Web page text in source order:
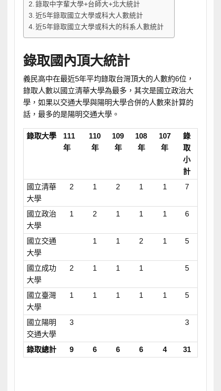
錄取中字輩大學+台師大+北大統計
近5年錄取國立大學或科大人數統計
近5年錄取國立大學或科大的科系人數統計
錄取國內頂大統計
義民高中在最近5年平均錄取台灣頂大的人數約6位，
錄取人數以國立清華大學為最多，其次是國立政治大
學，如果以交通大學與陽明大學合併的人數來計算的
話，最多的是陽明交通大學。
錄取大學
111
年
110
年
109
年
108
年
107
年
錄
取
小
計
國立清華
大學
2 1 2 1 1 7
國立政治
大學
1 2 1 1 1 6
國立交通
大學
1 1 2 1 5
國立成功
大學
2 1 1 1 5
國立臺灣
大學
1 1 1 1 1 5
國立陽明
交通大學
3 3
錄取總計 9 6 6 6 4 31